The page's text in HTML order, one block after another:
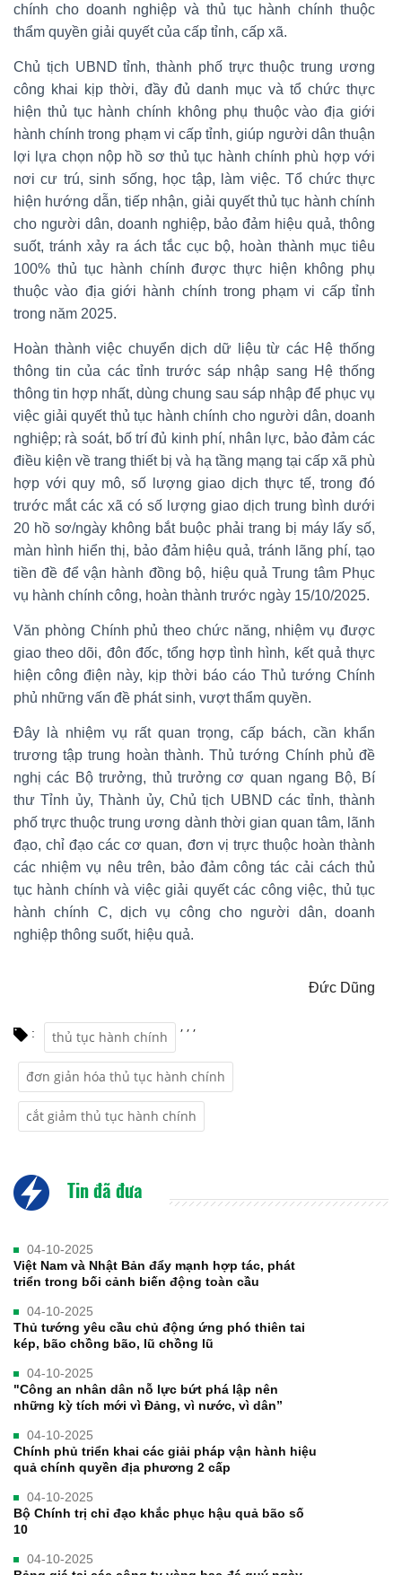
chính cho doanh nghiệp và thủ tục hành chính thuộc
thẩm quyền giải quyết của cấp tỉnh, cấp xã.
Chủ tịch UBND tỉnh, thành phố trực thuộc trung ương
công khai kịp thời, đầy đủ danh mục và tổ chức thực
hiện thủ tục hành chính không phụ thuộc vào địa giới
hành chính trong phạm vi cấp tỉnh, giúp người dân thuận
lợi lựa chọn nộp hồ sơ thủ tục hành chính phù hợp với
nơi cư trú, sinh sống, học tập, làm việc. Tổ chức thực
hiện hướng dẫn, tiếp nhận, giải quyết thủ tục hành chính
cho người dân, doanh nghiệp, bảo đảm hiệu quả, thông
suốt, tránh xảy ra ách tắc cục bộ, hoàn thành mục tiêu
100% thủ tục hành chính được thực hiện không phụ
thuộc vào địa giới hành chính trong phạm vi cấp tỉnh
trong năm 2025.
Hoàn thành việc chuyển dịch dữ liệu từ các Hệ thống
thông tin của các tỉnh trước sáp nhập sang Hệ thống
thông tin hợp nhất, dùng chung sau sáp nhập để phục vụ
việc giải quyết thủ tục hành chính cho người dân, doanh
nghiệp; rà soát, bố trí đủ kinh phí, nhân lực, bảo đảm các
điều kiện về trang thiết bị và hạ tầng mạng tại cấp xã phù
hợp với quy mô, số lượng giao dịch thực tế, trong đó
trước mắt các xã có số lượng giao dịch trung bình dưới
20 hồ sơ/ngày không bắt buộc phải trang bị máy lấy số,
màn hình hiển thị, bảo đảm hiệu quả, tránh lãng phí, tạo
tiền đề để vận hành đồng bộ, hiệu quả Trung tâm Phục
vụ hành chính công, hoàn thành trước ngày 15/10/2025.
Văn phòng Chính phủ theo chức năng, nhiệm vụ được
giao theo dõi, đôn đốc, tổng hợp tình hình, kết quả thực
hiện công điện này, kịp thời báo cáo Thủ tướng Chính
phủ những vấn đề phát sinh, vượt thẩm quyền.
Đây là nhiệm vụ rất quan trọng, cấp bách, cần khẩn
trương tập trung hoàn thành. Thủ tướng Chính phủ đề
nghị các Bộ trưởng, thủ trưởng cơ quan ngang Bộ, Bí
thư Tỉnh ủy, Thành ủy, Chủ tịch UBND các tỉnh, thành
phố trực thuộc trung ương dành thời gian quan tâm, lãnh
đạo, chỉ đạo các cơ quan, đơn vị trực thuộc hoàn thành
các nhiệm vụ nêu trên, bảo đảm công tác cải cách thủ
tục hành chính và việc giải quyết các công việc, thủ tục
hành chính C, dịch vụ công cho người dân, doanh
nghiệp thông suốt, hiệu quả.
Đức Dũng
: thủ tục hành chính
,
đơn giản hóa thủ tục hành chính
,
cắt giảm thủ tục hành chính
,
Tin đã đưa
04-10-2025
Việt Nam và Nhật Bản đẩy mạnh hợp tác, phát
triển trong bối cảnh biến động toàn cầu
04-10-2025
Thủ tướng yêu cầu chủ động ứng phó thiên tai
kép, bão chồng bão, lũ chồng lũ
04-10-2025
"Công an nhân dân nỗ lực bứt phá lập nên
những kỳ tích mới vì Đảng, vì nước, vì dân”
04-10-2025
Chính phủ triển khai các giải pháp vận hành hiệu
quả chính quyền địa phương 2 cấp
04-10-2025
Bộ Chính trị chỉ đạo khắc phục hậu quả bão số
10
04-10-2025